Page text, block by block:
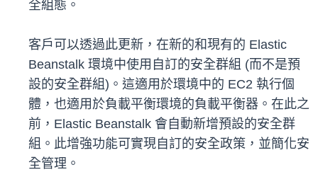
全組態。
客戶可以透過此更新，在新的和現有的 Elastic
Beanstalk 環境中使用自訂的安全群組 (而不是預
設的安全群組)。這適用於環境中的 EC2 執行個
體，也適用於負載平衡環境的負載平衡器。在此之
前，Elastic Beanstalk 會自動新增預設的安全群
組。此增強功能可實現自訂的安全政策，並簡化安
全管理。